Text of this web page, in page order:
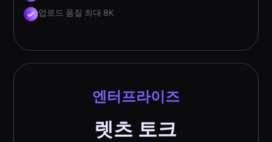
업로드 품질 최대 8K
엔터프라이즈
렛츠 토크